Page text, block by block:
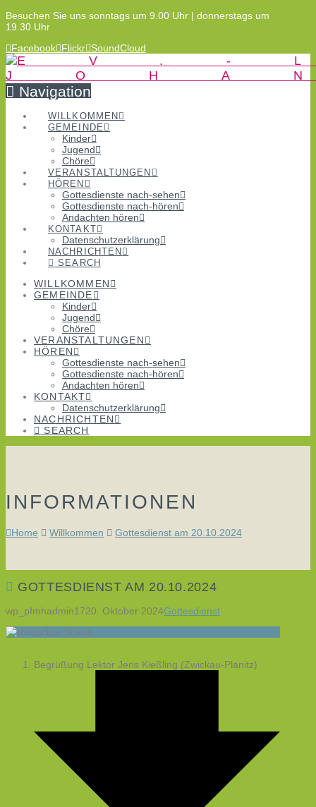
Besuchen Sie uns sonntags um 9.00 Uhr | donnerstags um
19.30 Uhr
Facebook Flickr SoundCloud
Navigation
WILLKOMMEN
GEMEINDE
Kinder
Jugend
Chöre
VERANSTALTUNGEN
HÖREN
Gottesdienste nach-sehen
Gottesdienste nach-hören
Andachten hören
KONTAKT
Datenschutzerklärung
NACHRICHTEN
SEARCH
WILLKOMMEN
GEMEINDE
Kinder
Jugend
Chöre
VERANSTALTUNGEN
HÖREN
Gottesdienste nach-sehen
Gottesdienste nach-hören
Andachten hören
KONTAKT
Datenschutzerklärung
NACHRICHTEN
SEARCH
INFORMATIONEN
Home Willkommen Gottesdienst am 20.10.2024
GOTTESDIENST AM 20.10.2024
wp_pfmhadmin1720. Oktober 2024Gottesdienst
Begrüßung Lektor Jens Kießling (Zwickau-Planitz)